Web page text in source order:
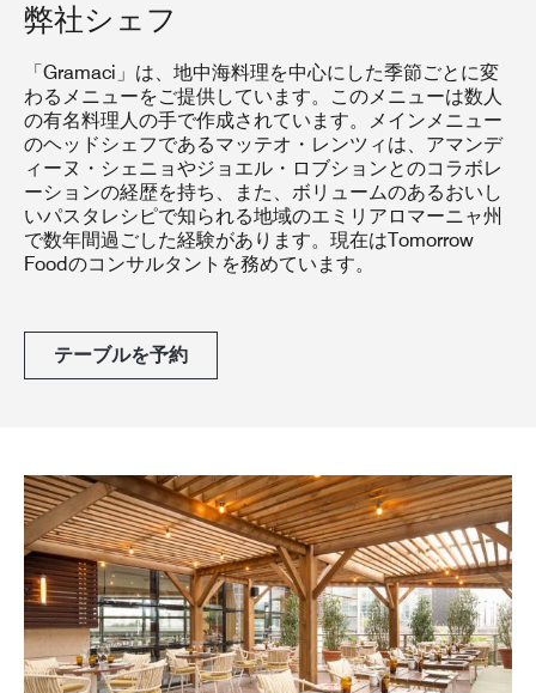
弊社シェフ
「Gramaci」は、地中海料理を中心にした季節ごとに変
わるメニューをご提供しています。このメニューは数人
の有名料理人の手で作成されています。メインメニュー
のヘッドシェフであるマッテオ・レンツィは、アマンデ
ィーヌ・シェニョやジョエル・ロブションとのコラボレ
ーションの経歴を持ち、また、ボリュームのあるおいし
いパスタレシピで知られる地域のエミリアロマーニャ州
で数年間過ごした経験があります。現在はTomorrow
Foodのコンサルタントを務めています。
テーブルを予約